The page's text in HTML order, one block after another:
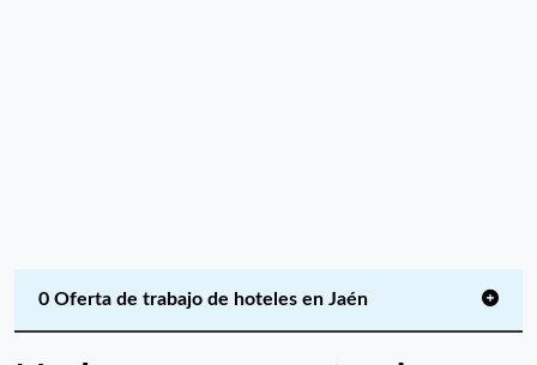
0 Oferta de trabajo de hoteles en Jaén